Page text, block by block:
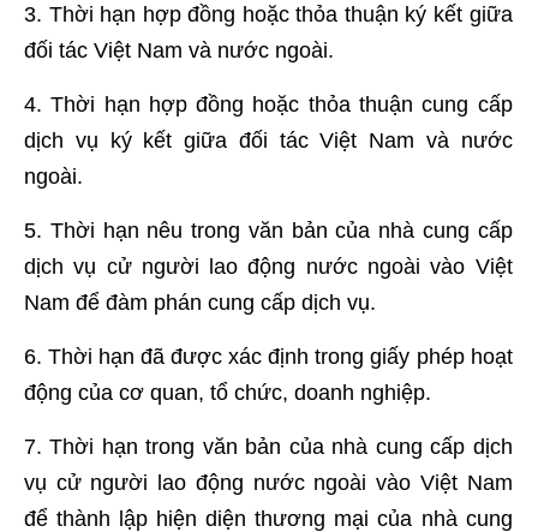
3. Thời hạn hợp đồng hoặc thỏa thuận ký kết giữa
đối tác Việt Nam và nước ngoài.
4. Thời hạn hợp đồng hoặc thỏa thuận cung cấp
dịch vụ ký kết giữa đối tác Việt Nam và nước
ngoài.
5. Thời hạn nêu trong văn bản của nhà cung cấp
dịch vụ cử người lao động nước ngoài vào Việt
Nam để đàm phán cung cấp dịch vụ.
6. Thời hạn đã được xác định trong giấy phép hoạt
động của cơ quan, tổ chức, doanh nghiệp.
7. Thời hạn trong văn bản của nhà cung cấp dịch
vụ cử người lao động nước ngoài vào Việt Nam
để thành lập hiện diện thương mại của nhà cung